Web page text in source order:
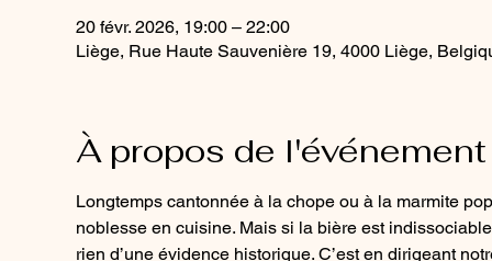
20 févr. 2026, 19:00 – 22:00
Liège, Rue Haute Sauvenière 19, 4000 Liège,
À propos de l'événement
Longtemps cantonnée à la chope ou à la marmite
noblesse en cuisine. Mais si la bière est
rien d’une évidence historique. C’est en dirigeant